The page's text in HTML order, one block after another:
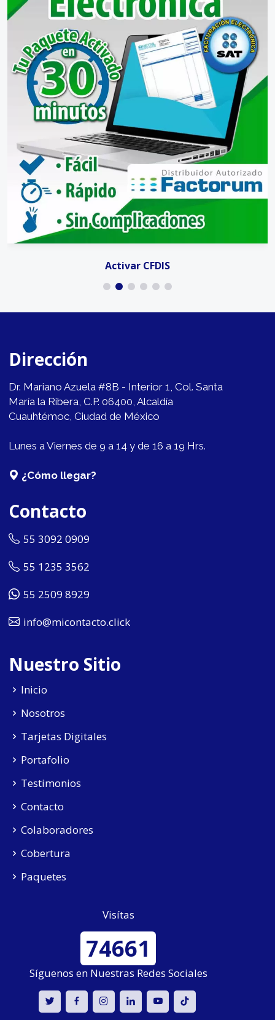
Activar CFDIS
Dirección
Dr. Mariano Azuela #8B - Interior 1, Col. Santa
María la Ribera, C.P. 06400, Alcaldía
Cuauhtémoc, Ciudad de México
Lunes a Viernes de 9 a 14 y de 16 a 19 Hrs.
¿Cómo llegar?
Contacto
55 3092 0909
55 1235 3562
55 2509 8929
info@micontacto.click
Nuestro Sitio
Inicio
Nosotros
Tarjetas Digitales
Portafolio
Testimonios
Contacto
Colaboradores
Cobertura
Paquetes
Visítas
74661
Síguenos en Nuestras Redes Sociales